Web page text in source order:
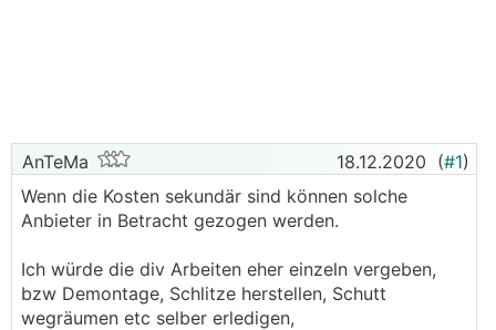
AnTeMa 18.12.2020 (#1)
Wenn die Kosten sekundär sind können solche
Anbieter in Betracht gezogen werden.
Ich würde die div Arbeiten eher einzeln vergeben,
bzw Demontage, Schlitze herstellen, Schutt
wegräumen etc selber erledigen,